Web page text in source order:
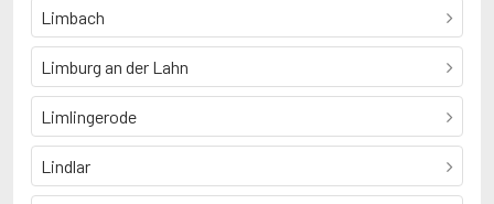
Limbach
Limburg an der Lahn
Limlingerode
Lindlar